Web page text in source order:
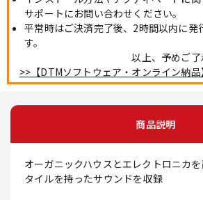
サポートにお問い合わせください。
平常時はご決済完了後、2時間以内に発
す。
以上、予めご了
>>【DTMソフトウェア・オンライン納品
商品説明
オーガニックハウスとエレクトロニカ
タイルを持ったサウンドを収録